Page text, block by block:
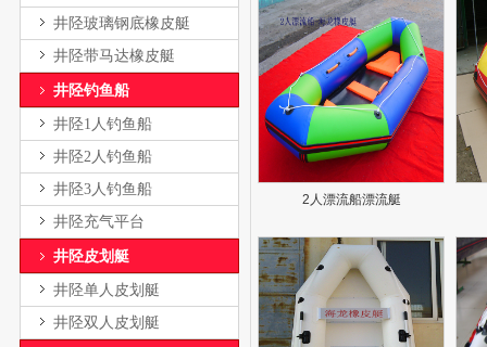
井陉玻璃钢底橡皮艇
井陉带马达橡皮艇
井陉钓鱼船
井陉1人钓鱼船
井陉2人钓鱼船
井陉3人钓鱼船
井陉充气平台
井陉皮划艇
井陉单人皮划艇
井陉双人皮划艇
2人漂流船漂流艇